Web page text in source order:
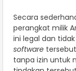
Secara
perangkat milik
ini legal dan
software
tanpa izin untuk